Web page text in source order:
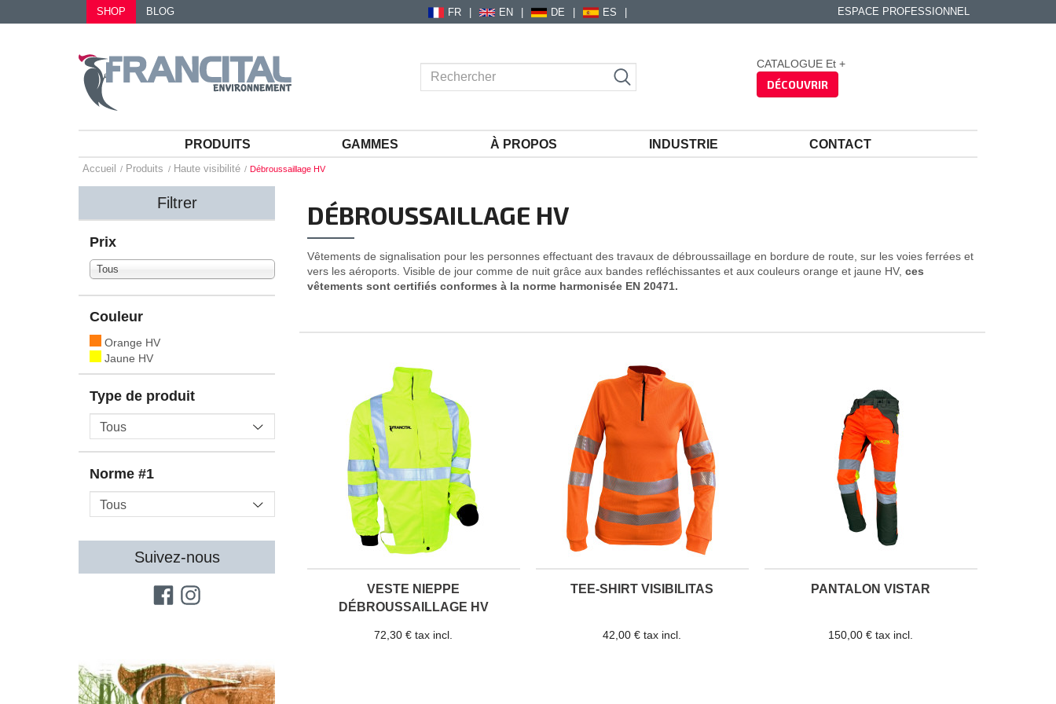
SHOP BLOG FR EN DE ES ESPACE PROFESSIONNEL
CATALOGUE Et +
DÉCOUVRIR
PRODUITS GAMMES À PROPOS INDUSTRIE CONTACT
Accueil Produits Haute visibilité Débroussaillage HV
Filtrer
Prix
Tous
Couleur
Orange HV
Jaune HV
Type de produit
Norme #1
Suivez-nous
DÉBROUSSAILLAGE HV
Vêtements de signalisation pour les personnes effectuant des travaux de débroussaillage en bordure de route, sur les voies ferrées et
vers les aéroports. Visible de jour comme de nuit grâce aux bandes refléchissantes et aux couleurs orange et jaune HV, ces
vêtements sont certifiés conformes à la norme harmonisée EN 20471.
VESTE NIEPPE
DÉBROUSSAILLAGE HV
72,30 € tax incl.
TEE-SHIRT VISIBILITAS
42,00 € tax incl.
PANTALON VISTAR
150,00 € tax incl.